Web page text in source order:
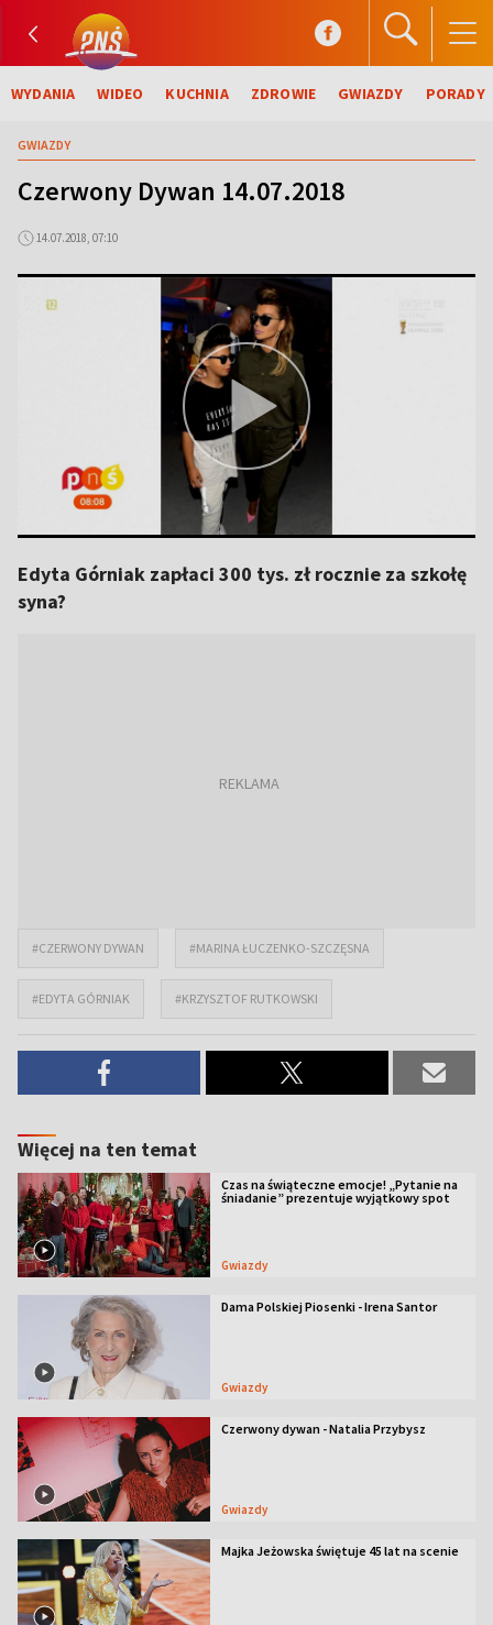
WYDANIA WIDEO KUCHNIA ZDROWIE GWIAZDY PORADY
GWIAZDY
Czerwony Dywan 14.07.2018
14.07.2018, 07:10
Edyta Górniak zapłaci 300 tys. zł rocznie za szkołę
syna?
#CZERWONY DYWAN #MARINA ŁUCZENKO-SZCZĘSNA
#EDYTA GÓRNIAK #KRZYSZTOF RUTKOWSKI
Więcej na ten temat
Czas na świąteczne emocje! „Pytanie na
śniadanie” prezentuje wyjątkowy spot
Gwiazdy
Dama Polskiej Piosenki - Irena Santor
Gwiazdy
Czerwony dywan - Natalia Przybysz
Gwiazdy
Majka Jeżowska świętuje 45 lat na scenie